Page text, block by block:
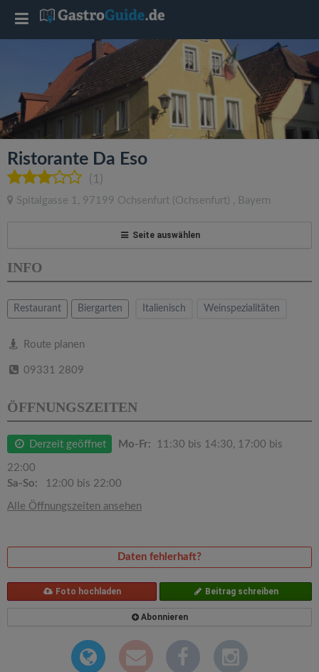
Ristorante Da Eso
(1)
Spitalgasse 1 , 97199 Ochsenfurt (Ochsenfurt) , Bayern
Seite auswählen
INFO
Restaurant Biergarten Italienisch Weinspezialitäten
Route planen
09331 2809
ÖFFNUNGSZEITEN
Derzeit geöffnet Mo-Fr: 11:30 bis 14:30, 17:00 bis
22:00
Sa-So:
12:00 bis 22:00
Alle Öffnungszeiten ansehen
Daten fehlerhaft?
Foto hochladen Beitrag schreiben
Abonnieren
T
g
l
e
a
v
a
t
i
o
n